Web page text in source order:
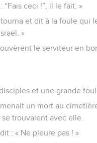
ceci !”, il le fait. »
et dit à la foule qui
»
le serviteur en
et une grande
un mort au
trouvaient avec elle.
: « Ne pleure pas ! »